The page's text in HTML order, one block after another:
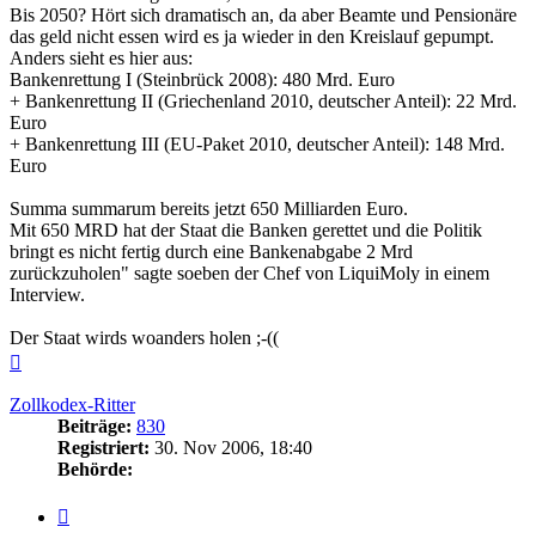
Bis 2050? Hört sich dramatisch an, da aber Beamte und Pensionäre
das geld nicht essen wird es ja wieder in den Kreislauf gepumpt.
Anders sieht es hier aus:
Bankenrettung I (Steinbrück 2008): 480 Mrd. Euro
+ Bankenrettung II (Griechenland 2010, deutscher Anteil): 22 Mrd.
Euro
+ Bankenrettung III (EU-Paket 2010, deutscher Anteil): 148 Mrd.
Euro
Summa summarum bereits jetzt 650 Milliarden Euro.
Mit 650 MRD hat der Staat die Banken gerettet und die Politik
bringt es nicht fertig durch eine Bankenabgabe 2 Mrd
zurückzuholen" sagte soeben der Chef von LiquiMoly in einem
Interview.
Der Staat wirds woanders holen ;-((
Zollkodex-Ritter
Beiträge: 830
Registriert: 30. Nov 2006, 18:40
Behörde: